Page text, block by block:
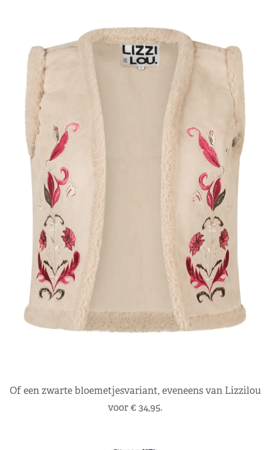
Of een zwarte bloemetjesvariant, eveneens van Lizzilou
voor € 34,95.